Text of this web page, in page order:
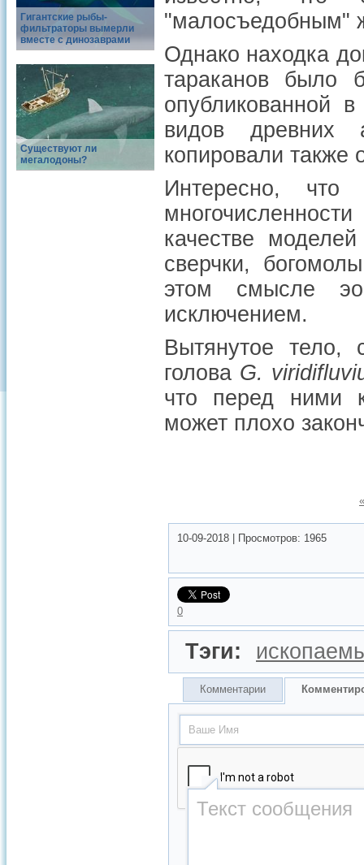
Гигантские рыбы-
фильтраторы вымерли
вместе с динозаврами
Существуют ли
мегалодоны?
"малосъедобным"
Однако находка
тараканов
опубликованной
видов древних
копировали также
Интересно,
качестве
сверчки,
этом смысле
исключением.
Вытянутое тело,
голова G.
что перед ними
может плохо
10-09-2018 Просмотров: 1965
0
Тэги:
Комментарии